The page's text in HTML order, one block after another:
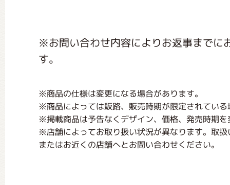
※お問い合わせ内容によりお返事までに
す。
※商品の仕様は変更になる場合があります。
※商品によっては販路、販売時期が限定されてい
※掲載商品は予告なくデザイン、価格、発売時期
※店舗によってお取り扱い状況が異なります。取
またはお近くの店舗へとお問い合わせください。